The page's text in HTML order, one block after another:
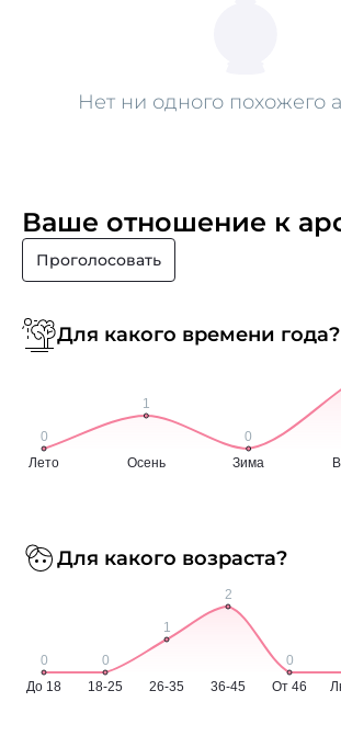
Нет ни одного похожего
Ваше отношение к
Проголосовать
Для какого времени года?
Для какого возраста?